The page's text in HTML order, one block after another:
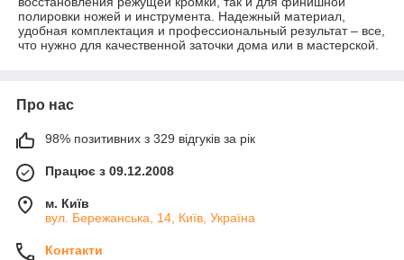
полировки ножей и инструмента. Надежный материал,
удобная комплектация и профессиональный результат – все,
что нужно для качественной заточки дома или в мастерской.
Про нас
98% позитивних з 329 відгуків за рік
Працює з 09.12.2008
м. Київ
вул. Бережанська, 14, Київ, Україна
Контакти